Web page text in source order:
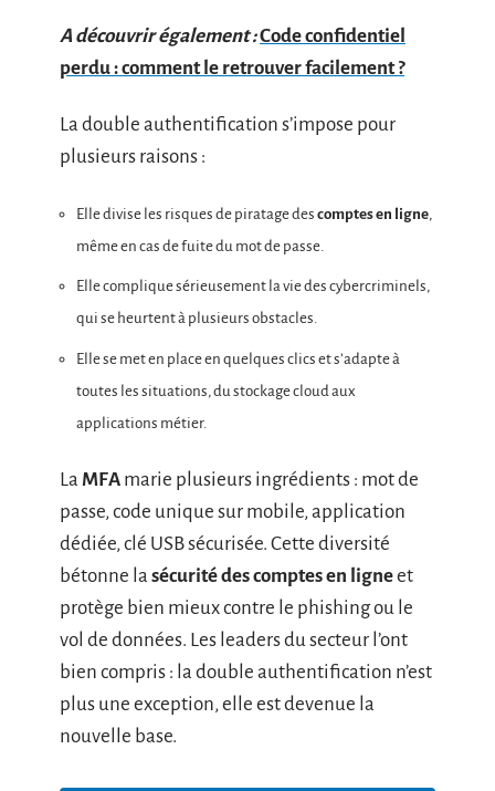
A découvrir également :Code confidentiel
perdu : comment le retrouver facilement ?
La double authentification s’impose pour
plusieurs raisons :
Elle divise les risques de piratage des comptes en ligne,
même en cas de fuite du mot de passe.
Elle complique sérieusement la vie des cybercriminels,
qui se heurtent à plusieurs obstacles.
Elle se met en place en quelques clics et s’adapte à
toutes les situations, du stockage cloud aux
applications métier.
La MFA marie plusieurs ingrédients : mot de
passe, code unique sur mobile, application
dédiée, clé USB sécurisée. Cette diversité
bétonne la sécurité des comptes en ligneet
protège bien mieux contre le phishing ou le
vol de données. Les leaders du secteur l’ont
bien compris : la double authentification n’est
plus une exception, elle est devenue la
nouvelle base.